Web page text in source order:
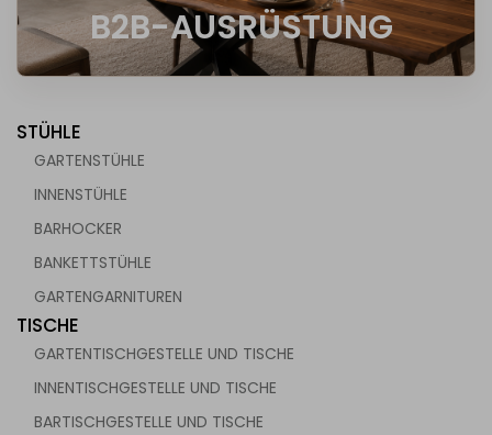
für die Gastronomie
B2B-AUSRÜSTUNG
STÜHLE
GARTENSTÜHLE
INNENSTÜHLE
BARHOCKER
BANKETTSTÜHLE
GARTENGARNITUREN
TISCHE
GARTENTISCHGESTELLE UND TISCHE
INNENTISCHGESTELLE UND TISCHE
BARTISCHGESTELLE UND TISCHE